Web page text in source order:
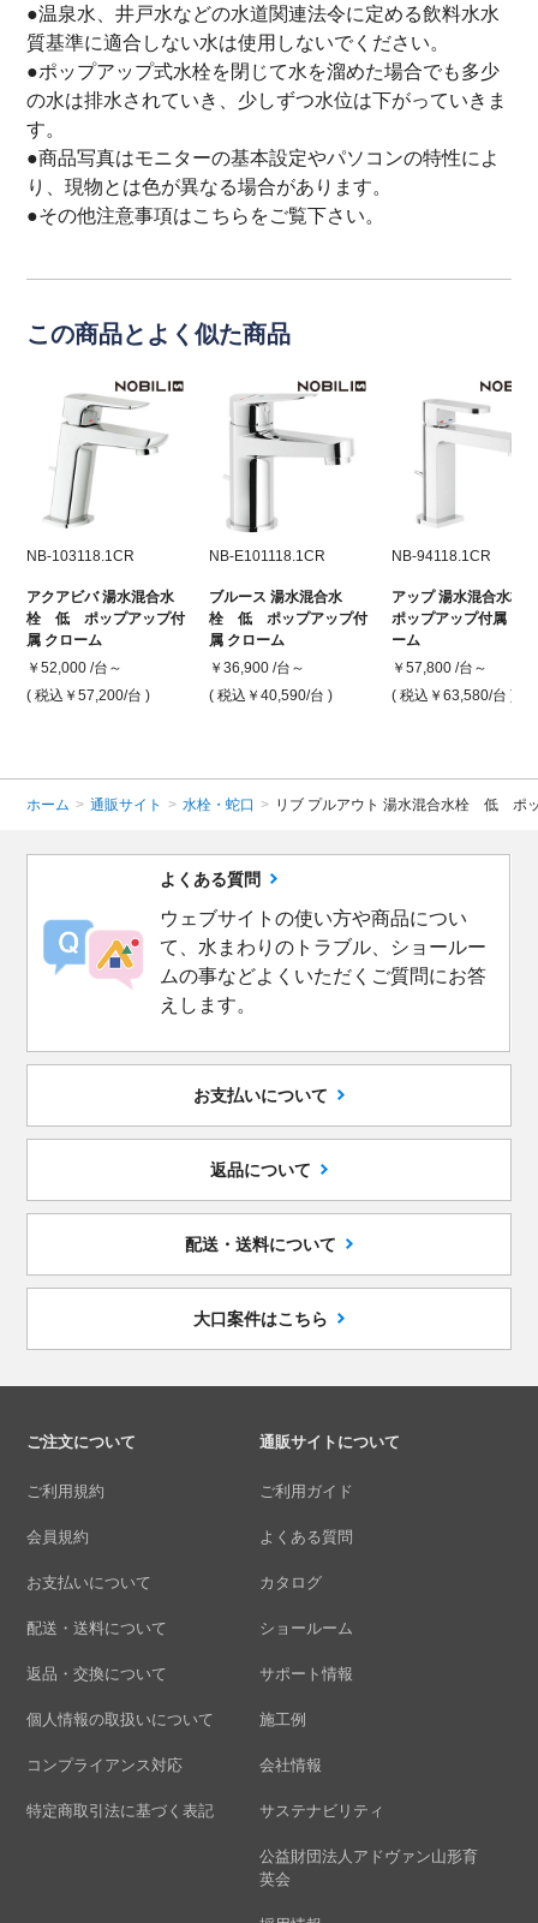
●温泉水、井戸水などの水道関連法令に定める飲料水水
質基準に適合しない水は使用しないでください。
●ポップアップ式水栓を閉じて水を溜めた場合でも多少
の水は排水されていき、少しずつ水位は下がっていきま
す。
●商品写真はモニターの基本設定やパソコンの特性によ
り、現物とは色が異なる場合があります。
●その他注意事項はこちら をご覧下さい。
この商品とよく似た商品
NB-103118.1CR
アクアビバ 湯水混合水
栓 低 ポップアップ付
属 クローム
￥52,000 /台～
( 税込￥57,200/台 )
NB-E101118.1CR
ブルース 湯水混合水
栓 低 ポップアップ付
属 クローム
￥36,900 /台～
( 税込￥40,590/台 )
NB-94118.1CR
アップ 湯水混合水栓
ポップアップ付属 ク
ーム
￥57,800 /台～
( 税込￥63,580/台 )
ホーム > 通販サイト > 水栓・蛇口 > リブ プルアウト 湯水混合水栓 低 ポ
よくある質問
ウェブサイトの使い方や商品につい
て、水まわりのトラブル、ショールー
ムの事などよくいただくご質問にお答
えします。
お支払いについて
返品について
配送・送料について
大口案件はこちら
ご注文について
ご利用規約
会員規約
お支払いについて
配送・送料について
返品・交換について
個人情報の取扱いについて
コンプライアンス対応
特定商取引法に基づく表記
通販サイトについて
ご利用ガイド
よくある質問
カタログ
ショールーム
サポート情報
施工例
会社情報
サステナビリティ
公益財団法人アドヴァン山形育
英会